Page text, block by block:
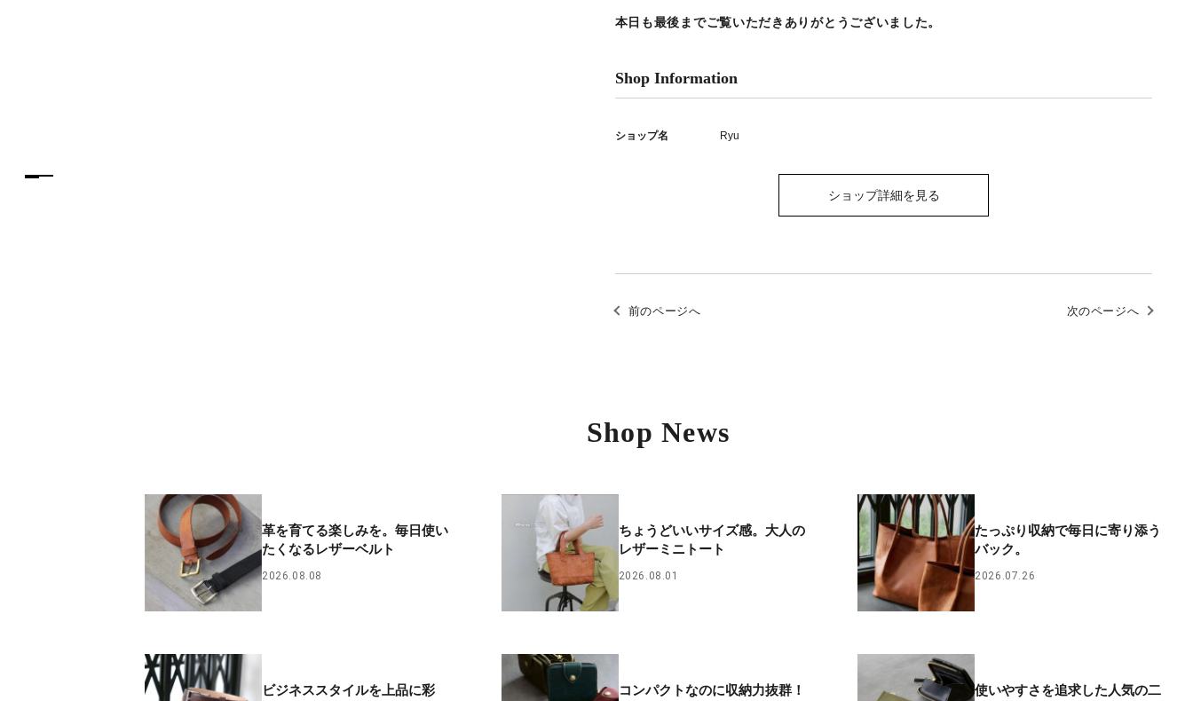
本日も最後までご覧いただきありがとうございました。
Shop Information
ショップ名 Ryu
ショップ詳細を見る
前のページへ 次のページへ
Shop News
革を育てる楽しみを。毎日使い
たくなるレザーベルト
2026.08.08
ちょうどいいサイズ感。大人の
レザーミニトート
2026.08.01
たっぷり収納で毎日に寄り添う
バック。
2026.07.26
ビジネススタイルを上品に彩
コンパクトなのに収納力抜群！
使いやすさを追求した人気の二